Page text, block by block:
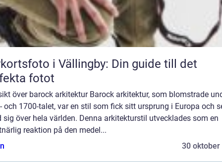
i Vällingby: Din guide till det
fotot
över barock arkitektur Barock arkitektur, som blomstrade
och 1700-talet, var en stil som fick sitt ursprung i Europa och
sig över hela världen. Denna arkitekturstil utvecklades som en
reaktion på den medel...
30 oktober